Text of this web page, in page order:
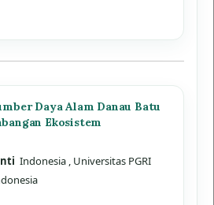
Daya Alam Danau Batu
Ekosistem
Indonesia , Universitas PGRI